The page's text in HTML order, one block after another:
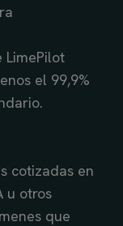
LimePilot
el 99,9%
cotizadas en
u otros
que